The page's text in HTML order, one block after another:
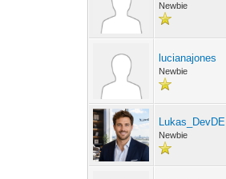
Newbie
lucianajones
Newbie
Lukas_DevDE
Newbie